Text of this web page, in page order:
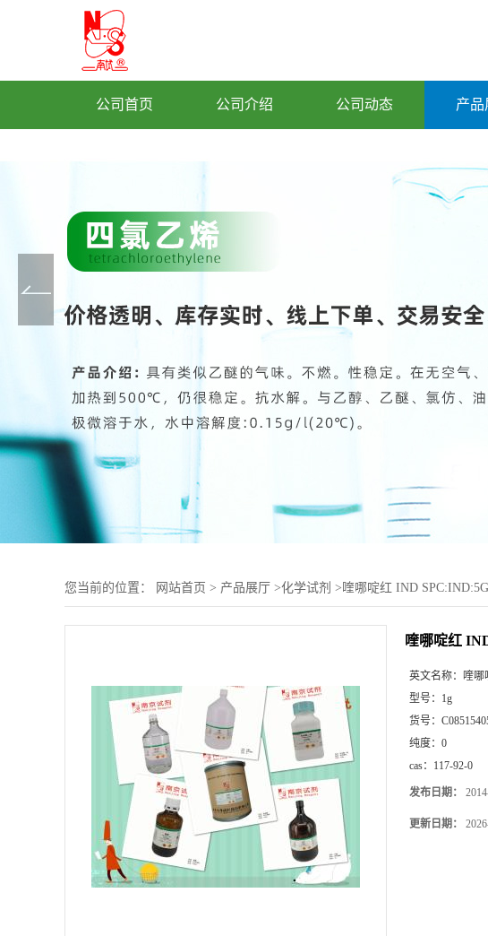
公司首页 公司介绍 公司动态 产品
您当前的位置： 网站首页 > 产品展厅 >化学试剂 >喹哪啶红 IND
喹哪啶红
英文名称： 喹哪
型号： 1g
货号：
纯度： 0
cas： 117-92-0
发布日期：
更新日期：